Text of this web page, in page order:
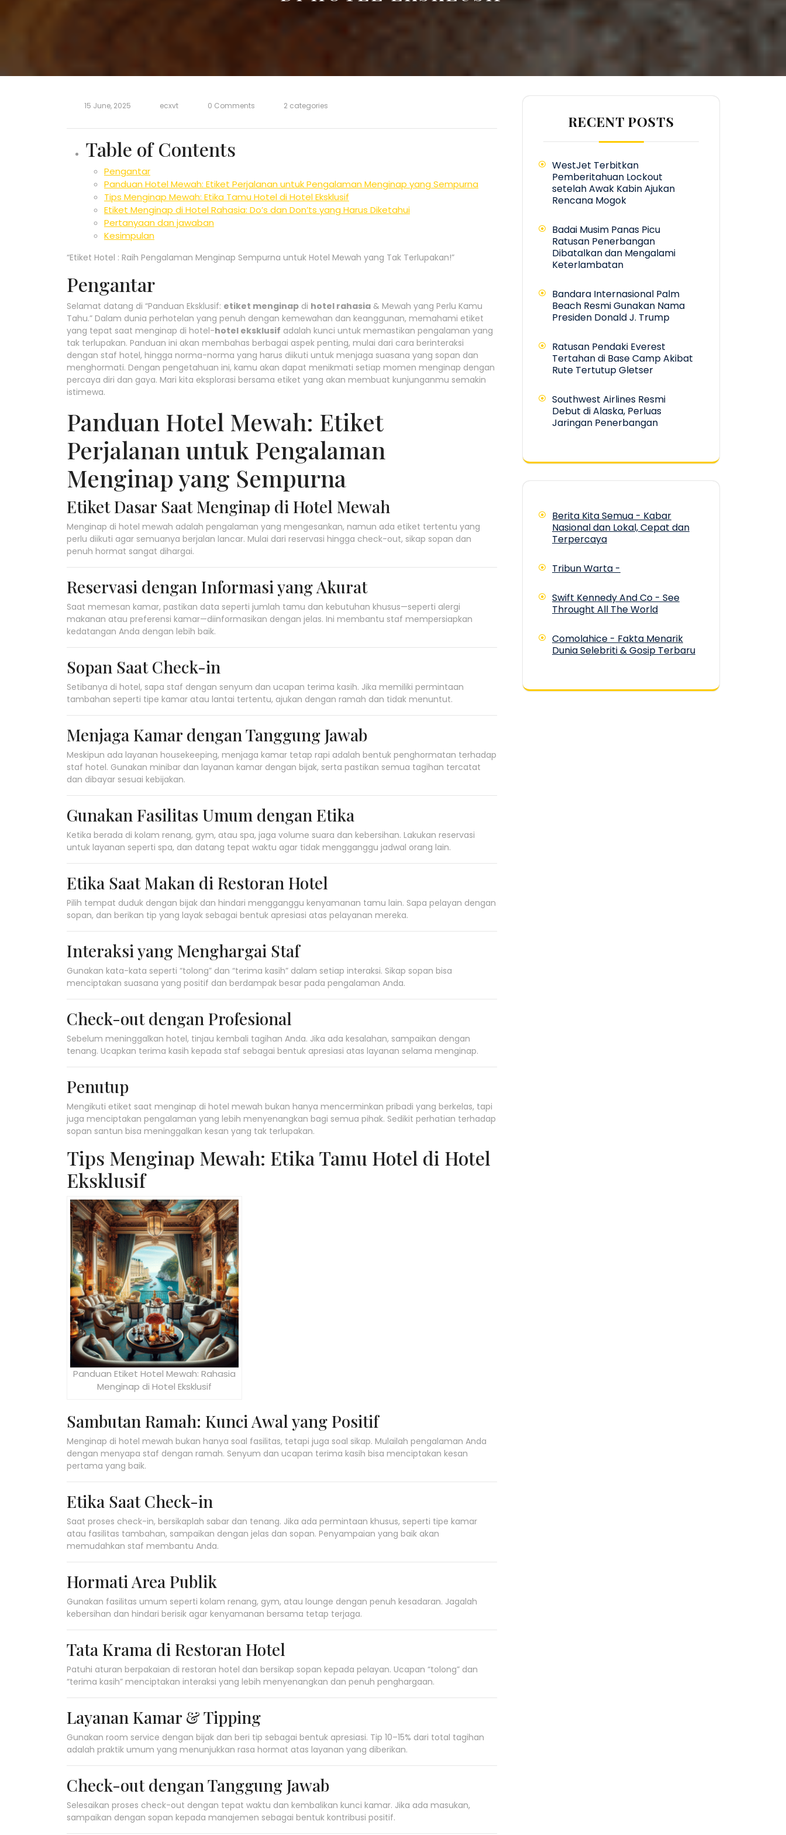
15 June, 2025 ecxvt 0 Comments 2 categories
Table of Contents
Pengantar
Panduan Hotel Mewah: Etiket Perjalanan untuk Pengalaman Menginap yang Sempurna
Tips Menginap Mewah: Etika Tamu Hotel di Hotel Eksklusif
Etiket Menginap di Hotel Rahasia: Do’s dan Don’ts yang Harus Diketahui
Pertanyaan dan jawaban
Kesimpulan
“Etiket Hotel : Raih Pengalaman Menginap Sempurna untuk Hotel Mewah yang Tak Terlupakan!”
Pengantar
Selamat datang di “Panduan Eksklusif: etiket menginap di hotel rahasia & Mewah yang Perlu Kamu
Tahu.” Dalam dunia perhotelan yang penuh dengan kemewahan dan keanggunan, memahami etiket
yang tepat saat menginap di hotel-hotel eksklusif adalah kunci untuk memastikan pengalaman yang
tak terlupakan. Panduan ini akan membahas berbagai aspek penting, mulai dari cara berinteraksi
dengan staf hotel, hingga norma-norma yang harus diikuti untuk menjaga suasana yang sopan dan
menghormati. Dengan pengetahuan ini, kamu akan dapat menikmati setiap momen menginap dengan
percaya diri dan gaya. Mari kita eksplorasi bersama etiket yang akan membuat kunjunganmu semakin
istimewa.
Panduan Hotel Mewah: Etiket
Perjalanan untuk Pengalaman
Menginap yang Sempurna
Etiket Dasar Saat Menginap di Hotel Mewah
Menginap di hotel mewah adalah pengalaman yang mengesankan, namun ada etiket tertentu yang
perlu diikuti agar semuanya berjalan lancar. Mulai dari reservasi hingga check-out, sikap sopan dan
penuh hormat sangat dihargai.
Reservasi dengan Informasi yang Akurat
Saat memesan kamar, pastikan data seperti jumlah tamu dan kebutuhan khusus—seperti alergi
makanan atau preferensi kamar—diinformasikan dengan jelas. Ini membantu staf mempersiapkan
kedatangan Anda dengan lebih baik.
Sopan Saat Check-in
Setibanya di hotel, sapa staf dengan senyum dan ucapan terima kasih. Jika memiliki permintaan
tambahan seperti tipe kamar atau lantai tertentu, ajukan dengan ramah dan tidak menuntut.
Menjaga Kamar dengan Tanggung Jawab
Meskipun ada layanan housekeeping, menjaga kamar tetap rapi adalah bentuk penghormatan terhadap
staf hotel. Gunakan minibar dan layanan kamar dengan bijak, serta pastikan semua tagihan tercatat
dan dibayar sesuai kebijakan.
Gunakan Fasilitas Umum dengan Etika
Ketika berada di kolam renang, gym, atau spa, jaga volume suara dan kebersihan. Lakukan reservasi
untuk layanan seperti spa, dan datang tepat waktu agar tidak mengganggu jadwal orang lain.
Etika Saat Makan di Restoran Hotel
Pilih tempat duduk dengan bijak dan hindari mengganggu kenyamanan tamu lain. Sapa pelayan dengan
sopan, dan berikan tip yang layak sebagai bentuk apresiasi atas pelayanan mereka.
Interaksi yang Menghargai Staf
Gunakan kata-kata seperti “tolong” dan “terima kasih” dalam setiap interaksi. Sikap sopan bisa
menciptakan suasana yang positif dan berdampak besar pada pengalaman Anda.
Check-out dengan Profesional
Sebelum meninggalkan hotel, tinjau kembali tagihan Anda. Jika ada kesalahan, sampaikan dengan
tenang. Ucapkan terima kasih kepada staf sebagai bentuk apresiasi atas layanan selama menginap.
Penutup
Mengikuti etiket saat menginap di hotel mewah bukan hanya mencerminkan pribadi yang berkelas, tapi
juga menciptakan pengalaman yang lebih menyenangkan bagi semua pihak. Sedikit perhatian terhadap
sopan santun bisa meninggalkan kesan yang tak terlupakan.
Tips Menginap Mewah: Etika Tamu Hotel di Hotel
Eksklusif
Panduan Etiket Hotel Mewah: Rahasia
Menginap di Hotel Eksklusif
Sambutan Ramah: Kunci Awal yang Positif
Menginap di hotel mewah bukan hanya soal fasilitas, tetapi juga soal sikap. Mulailah pengalaman Anda
dengan menyapa staf dengan ramah. Senyum dan ucapan terima kasih bisa menciptakan kesan
pertama yang baik.
Etika Saat Check-in
Saat proses check-in, bersikaplah sabar dan tenang. Jika ada permintaan khusus, seperti tipe kamar
atau fasilitas tambahan, sampaikan dengan jelas dan sopan. Penyampaian yang baik akan
memudahkan staf membantu Anda.
Hormati Area Publik
Gunakan fasilitas umum seperti kolam renang, gym, atau lounge dengan penuh kesadaran. Jagalah
kebersihan dan hindari berisik agar kenyamanan bersama tetap terjaga.
Tata Krama di Restoran Hotel
Patuhi aturan berpakaian di restoran hotel dan bersikap sopan kepada pelayan. Ucapan “tolong” dan
“terima kasih” menciptakan interaksi yang lebih menyenangkan dan penuh penghargaan.
Layanan Kamar & Tipping
Gunakan room service dengan bijak dan beri tip sebagai bentuk apresiasi. Tip 10–15% dari total tagihan
adalah praktik umum yang menunjukkan rasa hormat atas layanan yang diberikan.
Check-out dengan Tanggung Jawab
Selesaikan proses check-out dengan tepat waktu dan kembalikan kunci kamar. Jika ada masukan,
sampaikan dengan sopan kepada manajemen sebagai bentuk kontribusi positif.
RECENT POSTS
WestJet Terbitkan
Pemberitahuan Lockout
setelah Awak Kabin Ajukan
Rencana Mogok
Badai Musim Panas Picu
Ratusan Penerbangan
Dibatalkan dan Mengalami
Keterlambatan
Bandara Internasional Palm
Beach Resmi Gunakan Nama
Presiden Donald J. Trump
Ratusan Pendaki Everest
Tertahan di Base Camp Akibat
Rute Tertutup Gletser
Southwest Airlines Resmi
Debut di Alaska, Perluas
Jaringan Penerbangan
Berita Kita Semua - Kabar
Nasional dan Lokal, Cepat dan
Terpercaya
Tribun Warta -
Swift Kennedy And Co - See
Throught All The World
Comolahice - Fakta Menarik
Dunia Selebriti & Gosip Terbaru